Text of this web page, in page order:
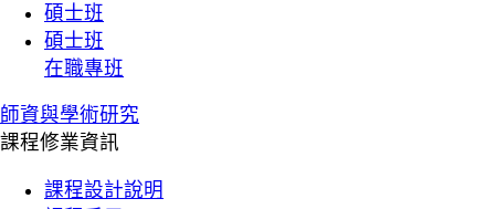
碩士班
碩士班
在職專班
師資與學術研究
課程修業資訊
課程設計說明